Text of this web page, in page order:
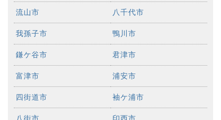
流山市 八千代市
我孫子市 鴨川市
鎌ケ谷市 君津市
富津市 浦安市
四街道市 袖ケ浦市
八街市 印西市